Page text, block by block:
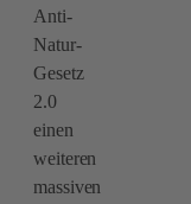
Anti-
Natur-
Gesetz
2.0
einen
weiteren
massiven